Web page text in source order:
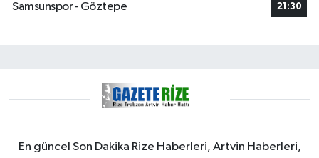
Samsunspor - Göztepe
21:30
En güncel Son Dakika Rize Haberleri, Artvin Haberleri,